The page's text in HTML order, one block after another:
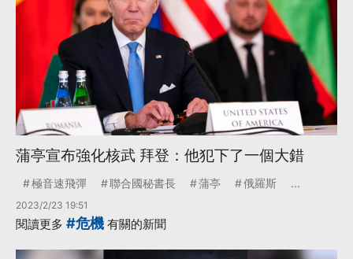
蒲亭宣布強化核武 拜登：他犯下了一個大錯
極音速飛彈 聯合國秘書長 蒲亭 俄羅斯 ...
2023/2/23 19:51
閱讀更多 #危機 有關的新聞